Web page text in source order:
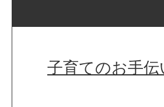
子育てのお手伝